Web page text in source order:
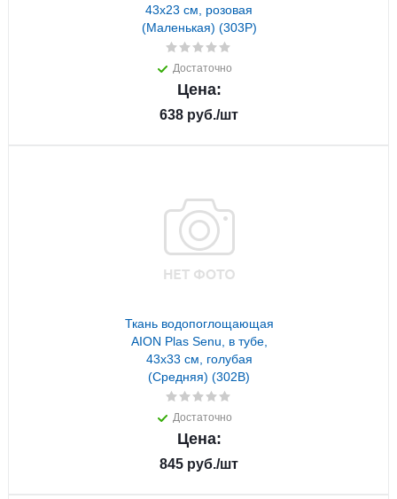
43х23 см, розовая
(Маленькая) (303P)
Достаточно
Цена:
638 руб./шт
Ткань водопоглощающая
AION Plas Senu, в тубе,
43х33 см, голубая
(Средняя) (302B)
Достаточно
Цена:
845 руб./шт